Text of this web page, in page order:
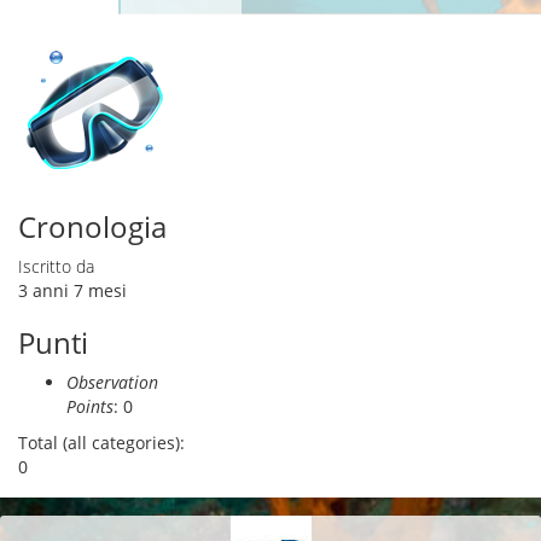
attiva)
Cronologia
Iscritto da
3 anni 7 mesi
Punti
Observation
Points: 0
Total (all categories):
0